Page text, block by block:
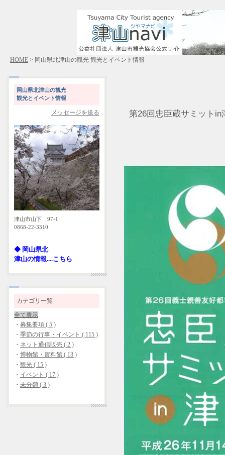
HOME > 岡山県北津山の観光 観光とイベント情報
岡山県北津山の観光
観光とイベント情報
メッセージを送る
津山市山下 97-1
0868-22-3310
◆ 岡山県北
津山の情報....こちら
カテゴリ一覧
全て表示
・ 募集要項 ( 5 )
・ 季節の行事・イベント ( 115 )
・ ネット通信販売 ( 2 )
・ 博物館・資料館 ( 13 )
・ 観光 ( 15 )
・ イベント ( 17 )
・ 未分類 ( 3 )
第26回忠臣蔵サミットin